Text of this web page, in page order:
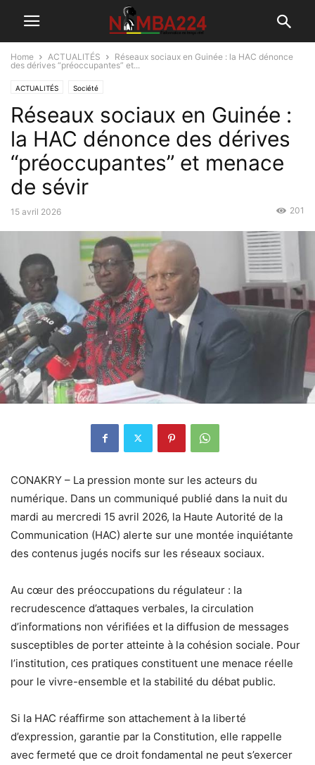
Home ACTUALITÉS
Réseaux sociaux en Guinée : la HAC dénonce
des dérives “préoccupantes” et...
ACTUALITÉS Société
Réseaux sociaux en Guinée :
la HAC dénonce des dérives
“préoccupantes” et menace
de sévir
15 avril 2026 201
CONAKRY – La pression monte sur les acteurs du
numérique. Dans un communiqué publié dans la nuit du
mardi au mercredi 15 avril 2026, la Haute Autorité de la
Communication (HAC) alerte sur une montée inquiétante
des contenus jugés nocifs sur les réseaux sociaux.
Au cœur des préoccupations du régulateur : la
recrudescence d’attaques verbales, la circulation
d’informations non vérifiées et la diffusion de messages
susceptibles de porter atteinte à la cohésion sociale. Pour
l’institution, ces pratiques constituent une menace réelle
pour le vivre-ensemble et la stabilité du débat public.
Si la HAC réaffirme son attachement à la liberté
d’expression, garantie par la Constitution, elle rappelle
avec fermeté que ce droit fondamental ne peut s’exercer